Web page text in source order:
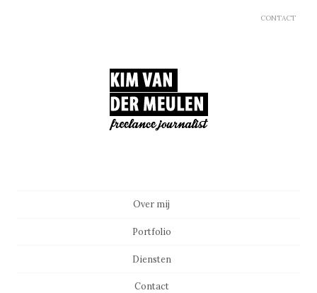
CONTACT
Over mij
Portfolio
Diensten
Contact